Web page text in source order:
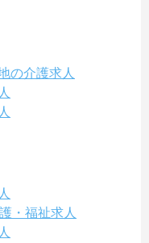
の介護求人
・福祉求人